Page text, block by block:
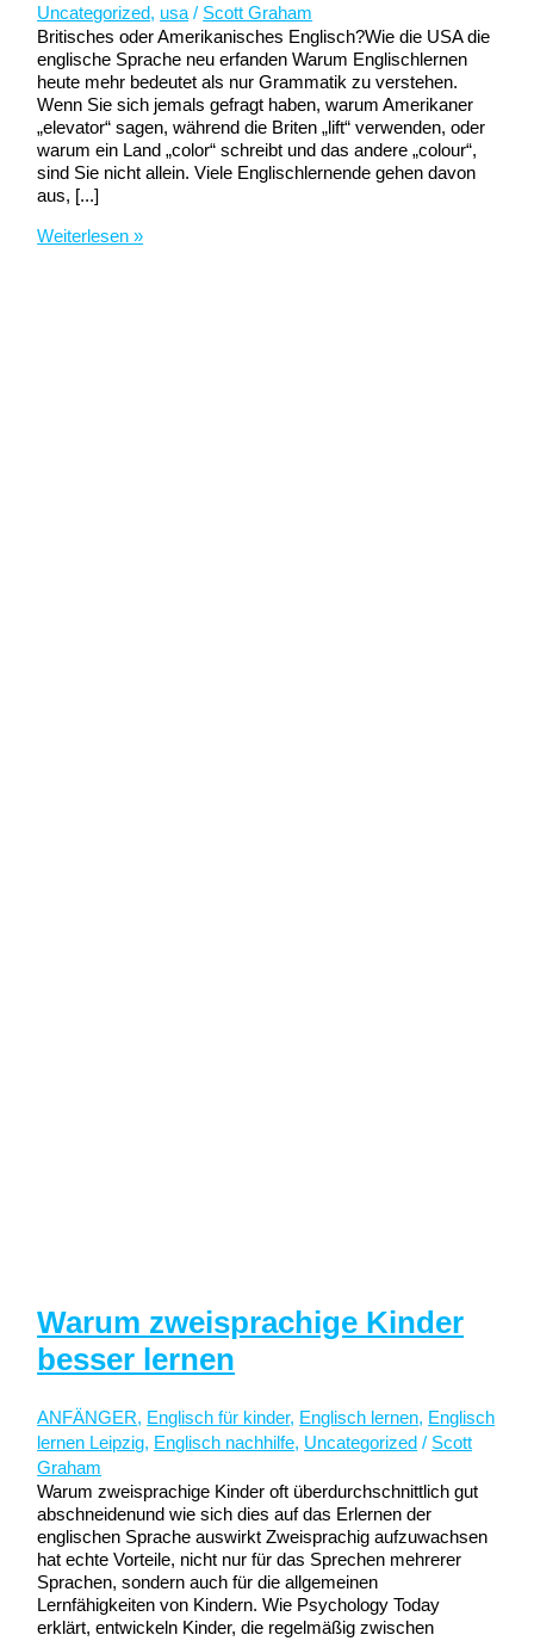
Uncategorized, usa/ Scott Graham
Britisches oder Amerikanisches Englisch?Wie die USA die
englische Sprache neu erfanden Warum Englischlernen
heute mehr bedeutet als nur Grammatik zu verstehen.
Wenn Sie sich jemals gefragt haben, warum Amerikaner
„elevator“ sagen, während die Briten „lift“ verwenden, oder
warum ein Land „color“ schreibt und das andere „colour“,
sind Sie nicht allein. Viele Englischlernende gehen davon
aus, [...]
Britisches
Weiterlesen »
Warum zweisprachige Kinder
besser lernen
ANFÄNGER, Englisch für kinder, Englisch lernen, Englisch
lernen Leipzig, Englisch nachhilfe, Uncategorized / Scott
Graham
Warum zweisprachige Kinder oft überdurchschnittlich gut
abschneidenund wie sich dies auf das Erlernen der
englischen Sprache auswirkt Zweisprachig aufzuwachsen
hat echte Vorteile, nicht nur für das Sprechen mehrerer
Sprachen, sondern auch für die allgemeinen
Lernfähigkeiten von Kindern. Wie Psychology Today
erklärt, entwickeln Kinder, die regelmäßig zwischen